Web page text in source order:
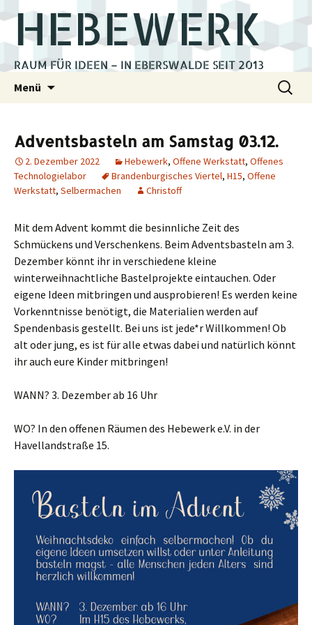
HEBEWERK
RAUM FÜR IDEEN – IN EBERSWALDE SEIT 2013
Menü
Suchen
nach:
Adventsbasteln am Samstag 03.12.
2. Dezember 2022 Hebewerk, Offene Werkstatt, Offenes
Technologielabor
Brandenburgisches Viertel, H15, Offene
Werkstatt, Selbermachen Christoff
Mit dem Advent kommt die besinnliche Zeit des
Schmückens und Verschenkens. Beim Adventsbasteln am 3.
Dezember könnt ihr in verschiedene kleine
winterweihnachtliche Bastelprojekte eintauchen. Oder
eigene Ideen mitbringen und ausprobieren! Es werden keine
Vorkenntnisse benötigt, die Materialien werden auf
Spendenbasis gestellt. Bei uns ist jede*r Willkommen! Ob
alt oder jung, es ist für alle etwas dabei und natürlich könnt
ihr auch eure Kinder mitbringen!
WANN? 3. Dezember ab 16 Uhr
WO? In den offenen Räumen des Hebewerk e.V. in der
Havellandstraße 15.